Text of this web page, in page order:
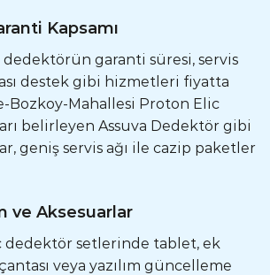
Kapsamı
dedektörün garanti süresi, servis
destek gibi hizmetleri fiyatta
Bozkoy-Mahallesi Proton Elic
belirleyen Assuva Dedektör gibi
geniş servis ağı ile cazip paketler
ve Aksesuarlar
dedektör setlerinde tablet, ek
veya yazılım güncelleme